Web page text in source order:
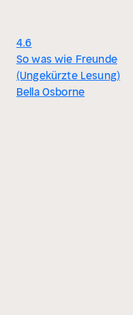
4.6
So was wie Freunde
(Ungekürzte Lesung)
Bella Osborne